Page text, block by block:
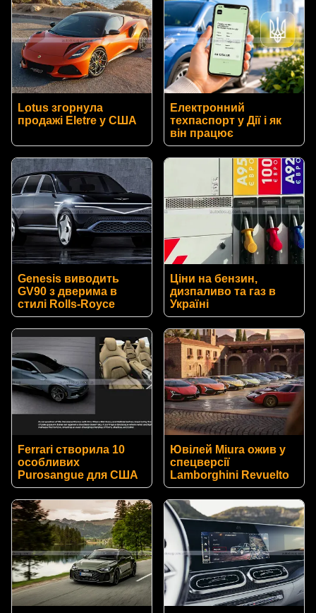
Lotus згорнула
продажі Eletre у США
Електронний
техпаспорт у Дії і як
він працює
Genesis виводить
GV90 з дверима в
стилі Rolls-Royce
Ціни на бензин,
дизпаливо та газ в
Україні
Ferrari створила 10
особливих
Purosangue для США
Ювілей Miura ожив у
спецверсії
Lamborghini Revuelto